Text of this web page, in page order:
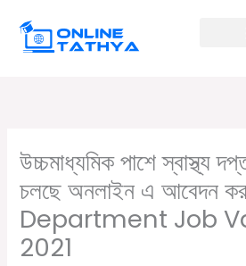
উচ্চমাধ্যমিক পাশে স্বাস্থ্য
চলছে অনলাইন এ আবেদন
Department Job
2021